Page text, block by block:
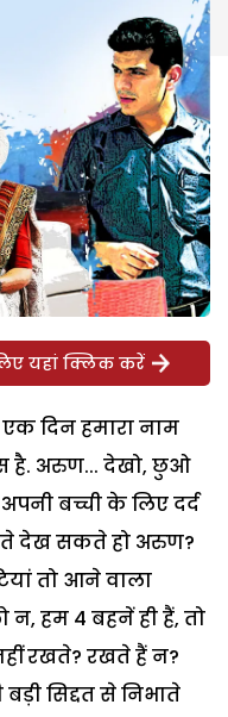
यहां क्लिक करें
दिन हमारा नाम
है. अरुण... देखो, छुओ
बच्ची के लिए दर्द
देख सकते हो अरुण?
तो आने वाला
न, हम 4 बहनें ही हैं, तो
रखते? रखते हैं न?
सिद्दत से निभाते